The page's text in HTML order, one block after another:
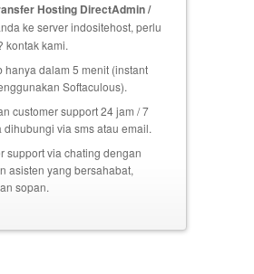
Hosting DirectAdmin /
ke server indositehost, perlu
kontak kami.
hanya dalam 5 menit (instant
Softaculous).
customer support 24 jam / 7
dihubungi via sms atau email.
support via chating dengan
asisten yang bersahabat,
sopan.